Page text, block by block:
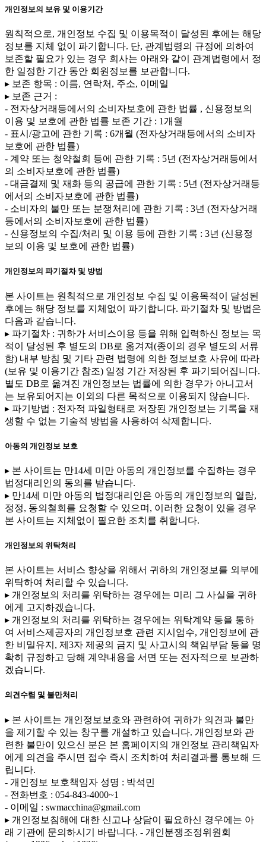
개인정보의 보유 및 이용기간
원칙적으로, 개인정보 수집 및 이용목적이 달성된 후에는 해당
정보를 지체 없이 파기합니다. 단, 관계법령의 규정에 의하여
보존할 필요가 있는 경우 회사는 아래와 같이 관계법령에서 정
한 일정한 기간 동안 회원정보를 보관합니다.
▸ 보존 항목 : 이름, 연락처, 주소, 이메일
▸ 보존 근거 :
- 전자상거래등에서의 소비자보호에 관한 법률 , 신용정보의
이용 및 보호에 관한 법률 보존 기간 : 1개월
- 표시/광고에 관한 기록 : 6개월 (전자상거래등에서의 소비자
보호에 관한 법률)
- 계약 또는 청약철회 등에 관한 기록 : 5년 (전자상거래등에서
의 소비자보호에 관한 법률)
- 대금결제 및 재화 등의 공급에 관한 기록 : 5년 (전자상거래등
에서의 소비자보호에 관한 법률)
- 소비자의 불만 또는 분쟁처리에 관한 기록 : 3년 (전자상거래
등에서의 소비자보호에 관한 법률)
- 신용정보의 수집/처리 및 이용 등에 관한 기록 : 3년 (신용정
보의 이용 및 보호에 관한 법률)
개인정보의 파기절차 및 방법
본 사이트는 원칙적으로 개인정보 수집 및 이용목적이 달성된
후에는 해당 정보를 지체없이 파기합니다. 파기절차 및 방법은
다음과 같습니다.
▸ 파기절차 : 귀하가 서비스이용 등을 위해 입력하신 정보는 목
적이 달성된 후 별도의 DB로 옮겨져(종이의 경우 별도의 서류
함) 내부 방침 및 기타 관련 법령에 의한 정보보호 사유에 따라
(보유 및 이용기간 참조) 일정 기간 저장된 후 파기되어집니다.
별도 DB로 옮겨진 개인정보는 법률에 의한 경우가 아니고서
는 보유되어지는 이외의 다른 목적으로 이용되지 않습니다.
▸ 파기방법 : 전자적 파일형태로 저장된 개인정보는 기록을 재
생할 수 없는 기술적 방법을 사용하여 삭제합니다.
아동의 개인정보 보호
▸ 본 사이트는 만14세 미만 아동의 개인정보를 수집하는 경우
법정대리인의 동의를 받습니다.
▸ 만14세 미만 아동의 법정대리인은 아동의 개인정보의 열람,
정정, 동의철회를 요청할 수 있으며, 이러한 요청이 있을 경우
본 사이트는 지체없이 필요한 조치를 취합니다.
개인정보의 위탁처리
본 사이트는 서비스 향상을 위해서 귀하의 개인정보를 외부에
위탁하여 처리할 수 있습니다.
▸ 개인정보의 처리를 위탁하는 경우에는 미리 그 사실을 귀하
에게 고지하겠습니다.
▸ 개인정보의 처리를 위탁하는 경우에는 위탁계약 등을 통하
여 서비스제공자의 개인정보호 관련 지시엄수, 개인정보에 관
한 비밀유지, 제3자 제공의 금지 및 사고시의 책임부담 등을 명
확히 규정하고 당해 계약내용을 서면 또는 전자적으로 보관하
겠습니다.
의견수렴 및 불만처리
▸ 본 사이트는 개인정보보호와 관련하여 귀하가 의견과 불만
을 제기할 수 있는 창구를 개설하고 있습니다. 개인정보와 관
련한 불만이 있으신 분은 본 홈페이지의 개인정보 관리책임자
에게 의견을 주시면 접수 즉시 조치하여 처리결과를 통보해 드
립니다.
- 개인정보 보호책임자 성명 : 박석민
- 전화번호 : 054-843-4000~1
- 이메일 : swmacchina@gmail.com
▸ 개인정보침해에 대한 신고나 상담이 필요하신 경우에는 아
래 기관에 문의하시기 바랍니다. - 개인분쟁조정위원회